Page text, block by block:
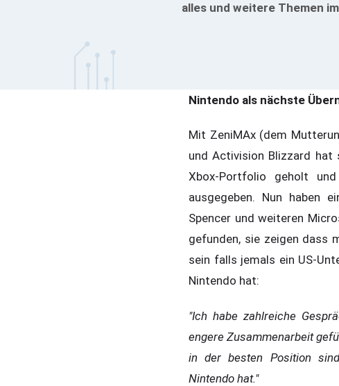
alles und weitere Themen
Nintendo als nächste
Mit ZeniMAx (dem
und Activision Blizzard
Xbox-Portfolio geholt
ausgegeben. Nun haben
Spencer und weiteren
gefunden, sie zeigen dass
sein falls jemals ein US-
Nintendo hat:
"Ich habe zahlreiche
engere Zusammenarbeit
in der besten Position
Nintendo hat."